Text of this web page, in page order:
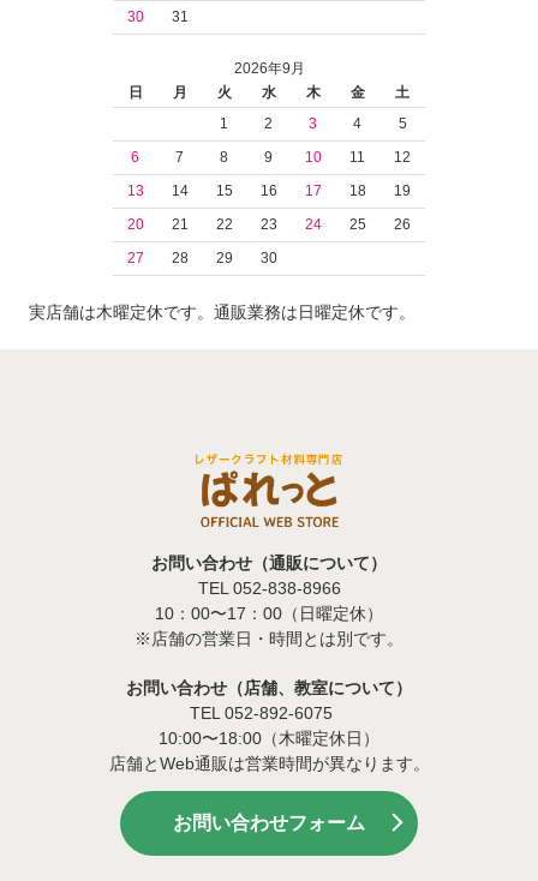
30
31
2026年9月
日
月 火 水 木 金
土
1
2 3 4
5
6
7 8 9 10 11
12
13
14 15 16 17 18
19
20
21 22 23 24 25
26
27
28 29 30
実店舗は木曜定休です。通販業務は日曜定休です。
お問い合わせ（通販について）
TEL 052-838-8966
10：00〜17：00（日曜定休）
※店舗の営業日・時間とは別です。
お問い合わせ（店舗、教室について）
TEL 052-892-6075
10:00〜18:00（木曜定休日）
店舗とWeb通販は営業時間が異なります。
お問い合わせフォーム